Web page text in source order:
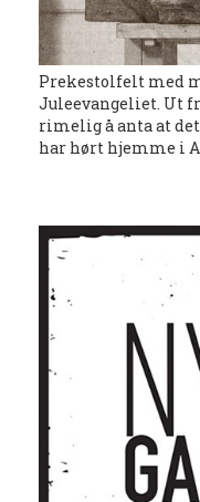
Prekestolfelt med
Juleevangeliet. Ut
rimelig å anta at det
har hørt hjemme i